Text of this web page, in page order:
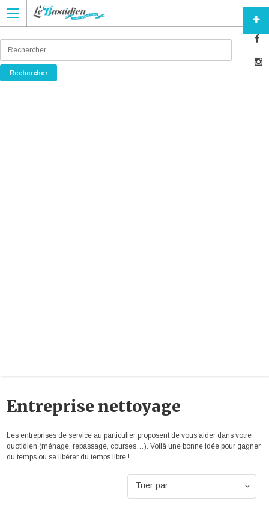
Entreprise nettoyage
Les entreprises de service au particulier proposent de vous aider dans votre
quotidien (ménage, repassage, courses…). Voilà une bonne idée pour gagner
du temps ou se libérer du temps libre !
Trier par